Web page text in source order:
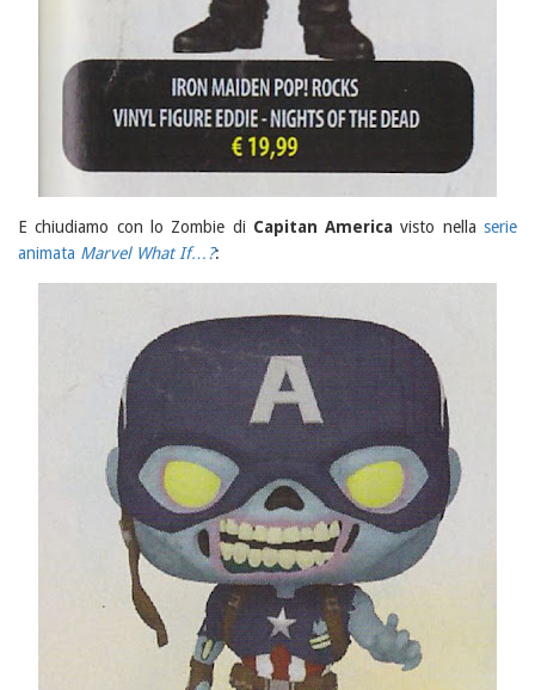
E chiudiamo con lo Zombie di Capitan America visto nellaserie
animata Marvel What If…?: